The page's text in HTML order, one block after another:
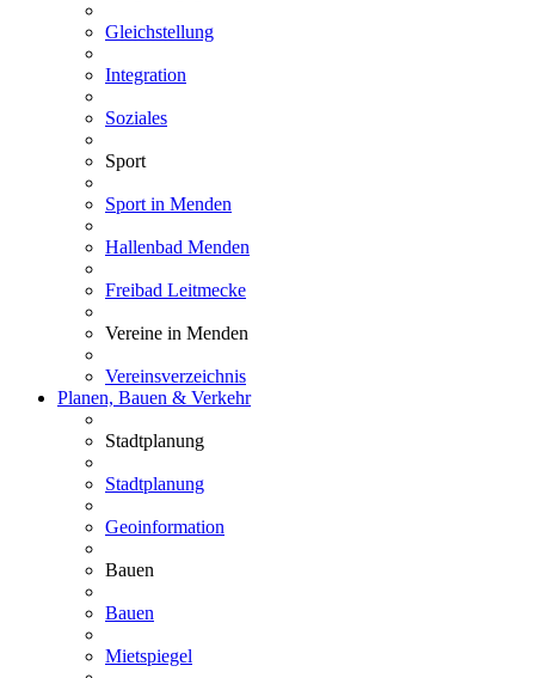
Gleichstellung
Integration
Soziales
Sport
Sport in Menden
Hallenbad Menden
Freibad Leitmecke
Vereine in Menden
Vereinsverzeichnis
Planen, Bauen & Verkehr
Stadtplanung
Stadtplanung
Geoinformation
Bauen
Bauen
Mietspiegel